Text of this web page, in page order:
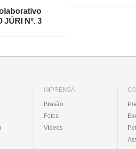
JÚRI Nº. 3
IMPRENSA
Brasão
Fotos
Vídeos